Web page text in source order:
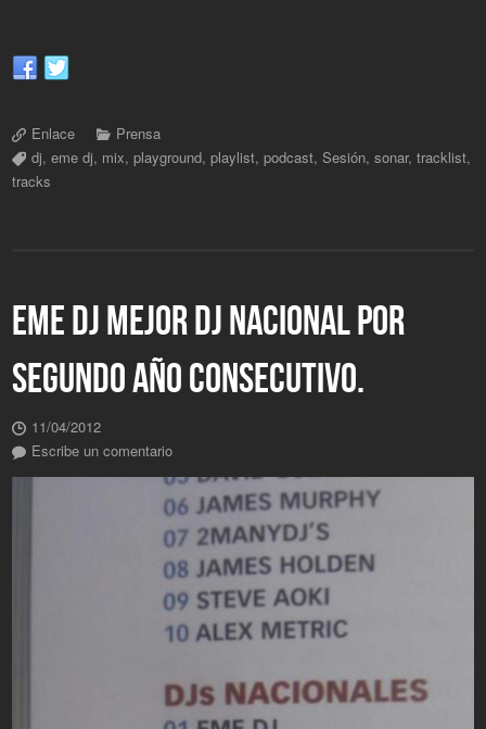
Enlace
Prensa
dj,eme dj, mix,playground,playlist,podcast,Sesión,sonar,tracklist,
tracks
EME DJ MEJOR DJ NACIONAL POR
SEGUNDO AÑO CONSECUTIVO.
11/04/2012
Escribe un comentario